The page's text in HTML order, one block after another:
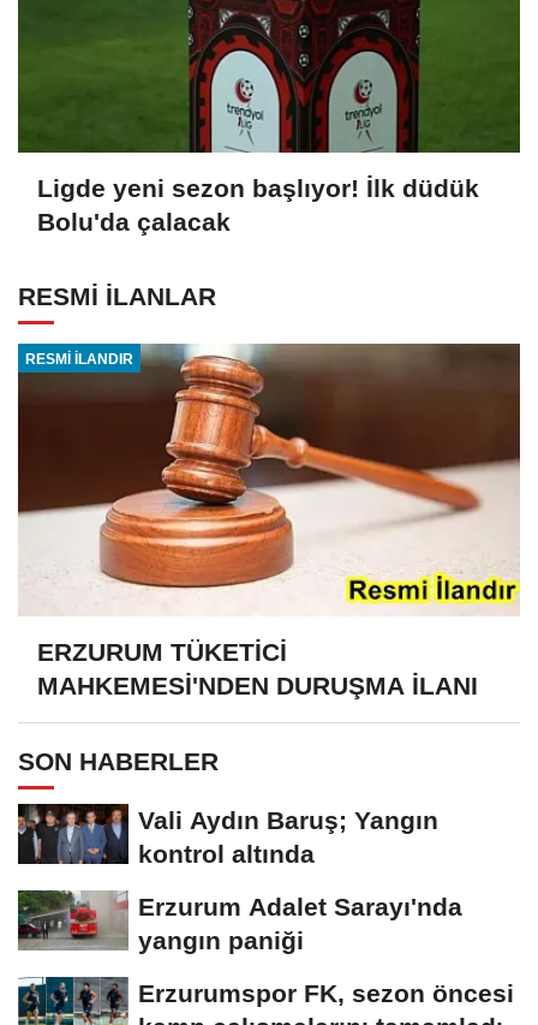
Ligde yeni sezon başlıyor! İlk düdük
Bolu'da çalacak
RESMİ İLANLAR
RESMİ İLANDIR
ERZURUM TÜKETİCİ
MAHKEMESİ'NDEN DURUŞMA İLANI
SON HABERLER
Vali Aydın Baruş; Yangın
kontrol altında
Erzurum Adalet Sarayı'nda
yangın paniği
Erzurumspor FK, sezon öncesi